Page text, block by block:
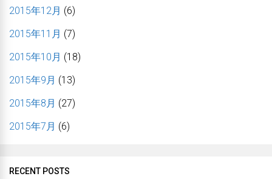
2015年12月 (6)
2015年11月 (7)
2015年10月 (18)
2015年9月 (13)
2015年8月 (27)
2015年7月 (6)
RECENT POSTS